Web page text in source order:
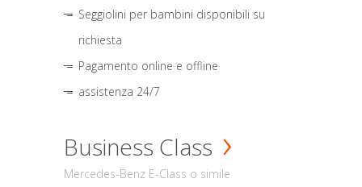
Seggiolini per bambini disponibili su
richiesta
Pagamento online e offline
assistenza 24/7
Business Class
Mercedes-Benz E-Class o simile